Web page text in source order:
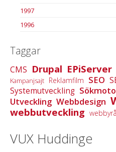
1997
1996
Taggar
CMS Drupal EPiServer
Kampanjsajt Reklamfilm SEO
Systemutveckling
Utveckling Webbdesign
webbutveckling webbyrå
VUX Huddinge